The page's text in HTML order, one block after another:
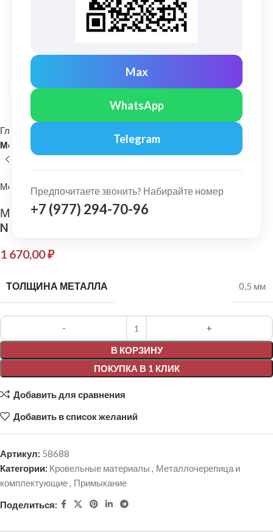
Max
WhatsApp
Telegram
Предпочитаете звонить? Набирайте номер
+7 (977) 294-70-96
Нажмите, чтобы увеличить
Главная
Металлочерепица и комплектующие
МеталлПрофиль
МеталлПрофиль: Планка примыкания нижняя
Norman 0,5 мм Ral 8004
1 670,00₽
ТОЛЩИНА МЕТАЛЛА 0,5 мм
В КОРЗИНУ
ПОКУПКА В 1 КЛИК
Alternative:
Добавить для сравнения
Добавить в список желаний
Артикул: 58688
Категории: Кровельные материалы , Металлочерепица и
комплектующие, Примыкание
Поделиться: